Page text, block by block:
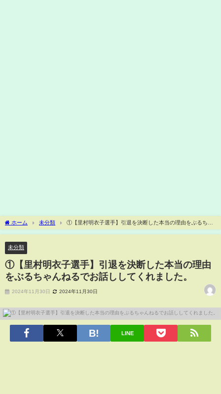
ホーム 未分類
①【里村明衣子選手】引退を決断した本当の理由をぶるちゃ
んねるでお話ししてくれました。
未分類
①【里村明衣子選手】引退を決断した本当の理由
をぶるちゃんねるでお話ししてくれました。
2024年11月30日 2024年11月30日
LINE